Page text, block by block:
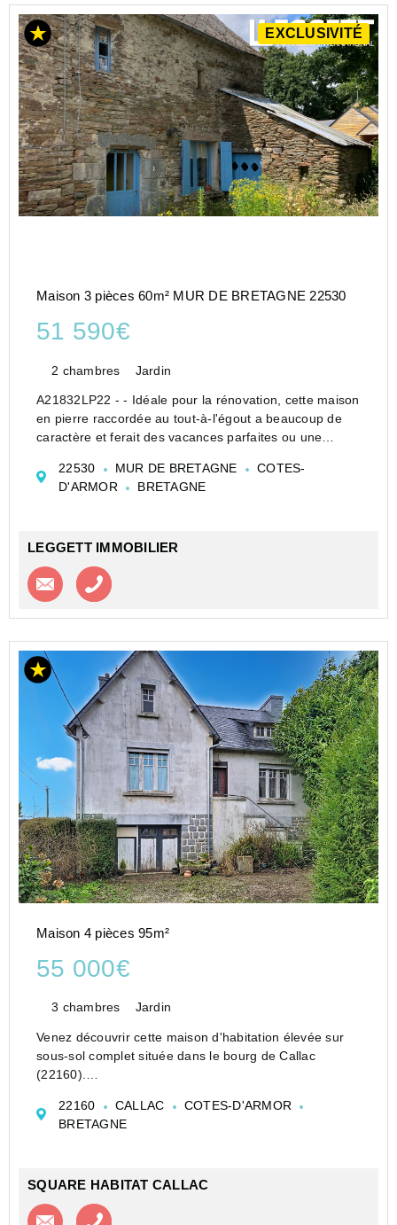
EXCLUSIVITÉ
Maison 3 pièces 60m² MUR DE BRETAGNE 22530
51 590€
2 chambres Jardin
A21832LP22 - - Idéale pour la rénovation, cette maison
en pierre raccordée au tout-à-l'égout a beaucoup de
caractère et ferait des vacances parfaites ou une
très prisé Lac de Guerlédan.
Les informatio...
22530 MUR DE BRETAGNE
COTES-
D'ARMOR
BRETAGNE
LEGGETT IMMOBILIER
Contacter l'agence
Maison 4 pièces 95m²
55 000€
3 chambres Jardin
Venez découvrir cette maison d'habitation élevée sur
sous-sol complet située dans le bourg de Callac
(22160).
- Au sous-sol : une cave, un garage et une chaufferie.
- Au rez-de-chaussée surélevé : une cuisine, un séjo...
22160 CALLAC
COTES-D'ARMOR
BRETAGNE
SQUARE HABITAT CALLAC
Contacter l'agence